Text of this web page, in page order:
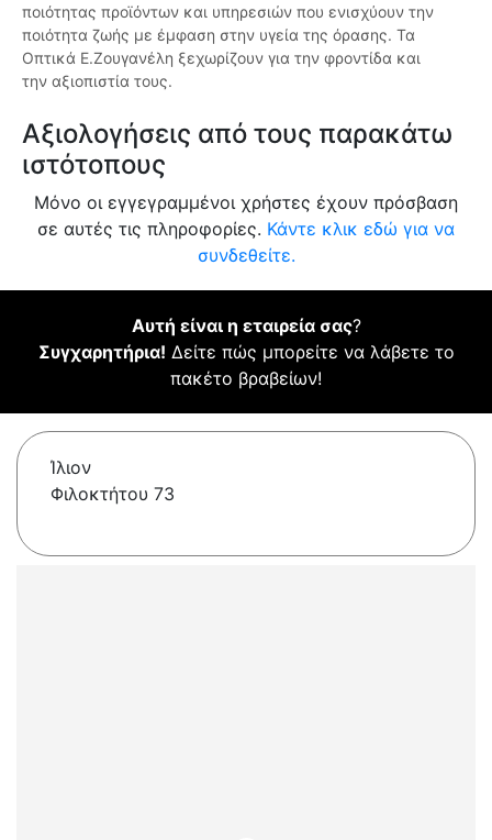
ποιότητας προϊόντων και υπηρεσιών που ενισχύουν την
ποιότητα ζωής με έμφαση στην υγεία της όρασης. Τα
Οπτικά Ε.Ζουγανέλη ξεχωρίζουν για την φροντίδα και
την αξιοπιστία τους.
Αξιολογήσεις από τους παρακάτω
ιστότοπους
Μόνο οι εγγεγραμμένοι χρήστες έχουν πρόσβαση
σε αυτές τις πληροφορίες. Κάντε κλικ εδώ για να
συνδεθείτε.
Αυτή είναι η εταιρεία σας?
Συγχαρητήρια! Δείτε πώς μπορείτε να λάβετε το
πακέτο βραβείων!
Ίλιον
Φιλοκτήτου 73